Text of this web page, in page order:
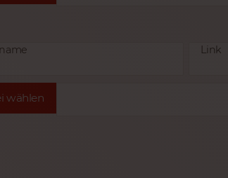
Link
wählen